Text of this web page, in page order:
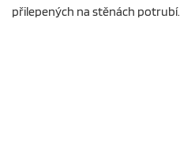
přilepených na stěnách potrubí.